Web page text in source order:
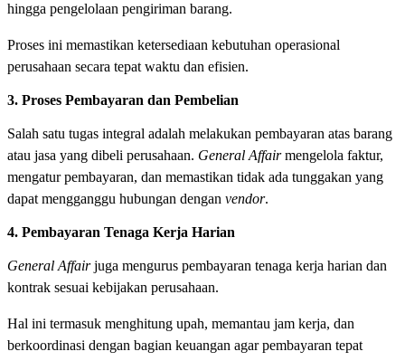
hingga pengelolaan pengiriman barang.
Proses ini memastikan ketersediaan kebutuhan operasional
perusahaan secara tepat waktu dan efisien.
3. Proses Pembayaran dan Pembelian
Salah satu tugas integral adalah melakukan pembayaran atas barang
atau jasa yang dibeli perusahaan. General Affairmengelola faktur,
mengatur pembayaran, dan memastikan tidak ada tunggakan yang
dapat mengganggu hubungan dengan vendor.
4. Pembayaran Tenaga Kerja Harian
General Affairjuga mengurus pembayaran tenaga kerja harian dan
kontrak sesuai kebijakan perusahaan.
Hal ini termasuk menghitung upah, memantau jam kerja, dan
berkoordinasi dengan bagian keuangan agar pembayaran tepat